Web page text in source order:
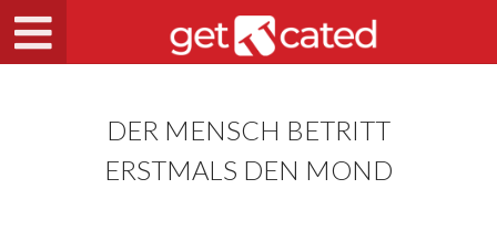
DER MENSCH BETRITT
ERSTMALS DEN MOND